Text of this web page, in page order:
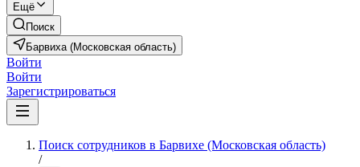
Ещё
Поиск
Барвиха (Московская область)
Войти
Войти
Зарегистрироваться
Поиск сотрудников в Барвихе (Московская область)
/